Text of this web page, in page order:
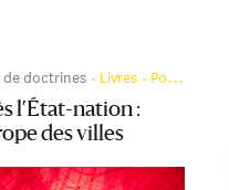
de doctrines Livres Politique
l’État-nation :
des villes